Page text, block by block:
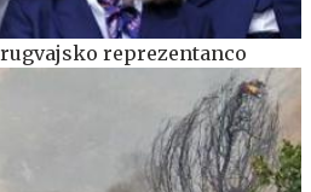
reprezentanco